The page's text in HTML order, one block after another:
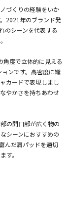
づくりの経験をいか
2021年のブランド発
のシーンを代表する
角度で立体的に見える
ンです。高密度に織
カードで表現しまし
やかさを持ちあわせ
の開口部が広く物の
シーンにおすすめの
んだ肩パッドを適切
す。